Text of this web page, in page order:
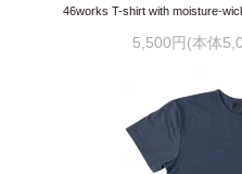
46works T-shirt with moisture-
5,500円(本体